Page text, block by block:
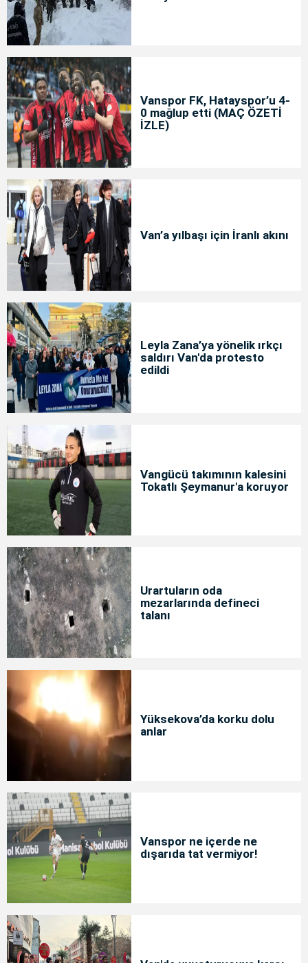
Vanspor FK, Hatayspor’u 4-
0 mağlup etti (MAÇ ÖZETİ
İZLE)
Van’a yılbaşı için İranlı akını
Leyla Zana’ya yönelik ırkçı
saldırı Van'da protesto
edildi
Vangücü takımının kalesini
Tokatlı Şeymanur'a koruyor
Urartuların oda
mezarlarında defineci
talanı
Yüksekova’da korku dolu
anlar
Vanspor ne içerde ne
dışarıda tat vermiyor!